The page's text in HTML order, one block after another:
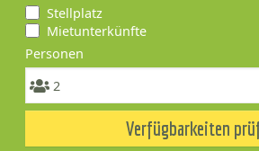
Stellplatz
Mietunterkünfte
Personen
Verfügbarkeiten